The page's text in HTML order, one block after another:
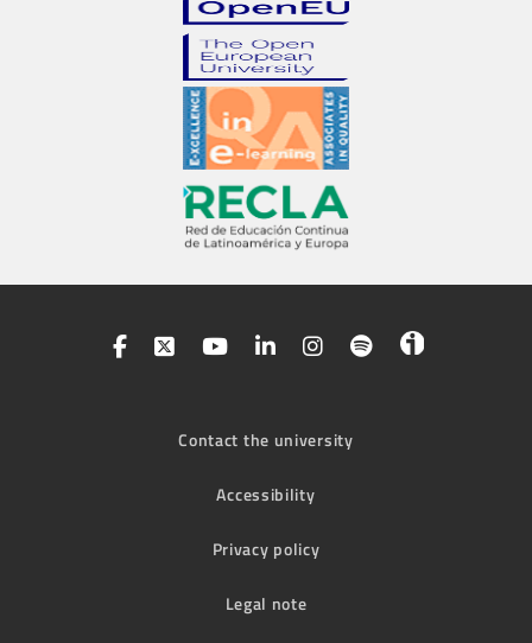
Contact the university
Accessibility
Privacy policy
Legal note